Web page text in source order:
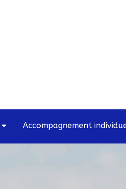
Accompagnement